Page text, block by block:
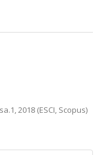
2018 (ESCI, Scopus)